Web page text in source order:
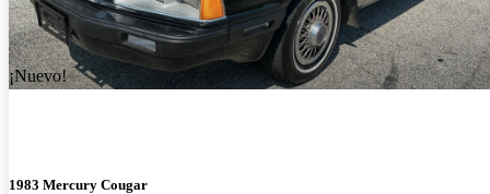
¡Nuevo!
1983 Mercury Cougar